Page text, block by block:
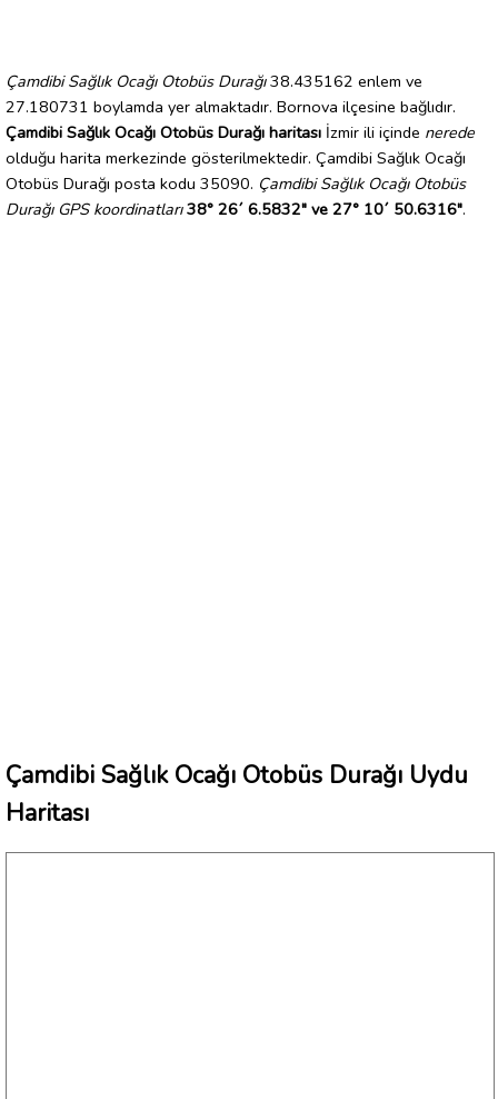
Çamdibi Sağlık Ocağı Otobüs Durağı38.435162 enlem ve
27.180731 boylamda yer almaktadır. Bornova ilçesine bağlıdır.
Çamdibi Sağlık Ocağı Otobüs Durağı haritası İzmir ili içinde nerede
olduğu harita merkezinde gösterilmektedir. Çamdibi Sağlık Ocağı
Otobüs Durağı posta kodu 35090. Çamdibi Sağlık Ocağı Otobüs
Durağı GPS koordinatları 38° 26´ 6.5832" ve 27° 10´ 50.6316".
Çamdibi Sağlık Ocağı Otobüs Durağı Uydu
Haritası